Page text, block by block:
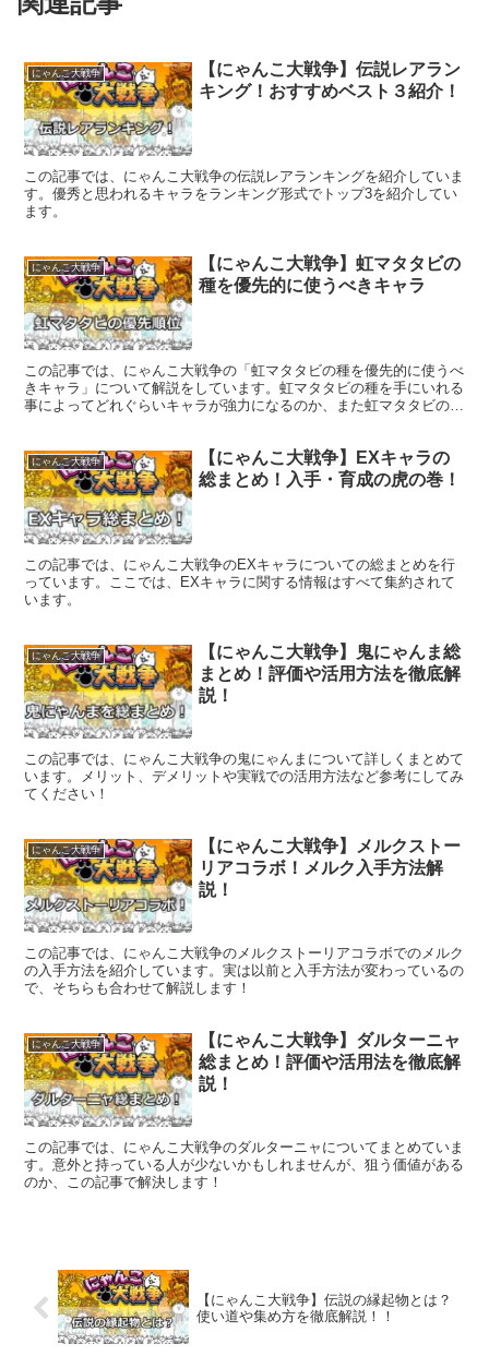
にゃんこ大戦争
【にゃんこ大戦争】伝説レアラン
キング！おすすめベスト３紹介！
この記事では、にゃんこ大戦争の伝説レアランキングを紹介していま
す。優秀と思われるキャラをランキング形式でトップ3を紹介してい
ます。
にゃんこ大戦争
【にゃんこ大戦争】虹マタタビの
種を優先的に使うべきキャラ
この記事では、にゃんこ大戦争の「虹マタタビの種を優先的に使うべ
きキャラ」について解説をしています。虹マタタビの種を手にいれる
事によってどれぐらいキャラが強力になるのか、また虹マタタビの種
にゃんこ大戦争
【にゃんこ大戦争】EXキャラの
総まとめ！入手・育成の虎の巻！
この記事では、にゃんこ大戦争のEXキャラについての総まとめを行
っています。ここでは、EXキャラに関する情報はすべて集約されて
います。
にゃんこ大戦争
【にゃんこ大戦争】鬼にゃんま総
まとめ！評価や活用方法を徹底解
説！
この記事では、にゃんこ大戦争の鬼にゃんまについて詳しくまとめて
います。メリット、デメリットや実戦での活用方法など参考にしてみ
てください！
にゃんこ大戦争
【にゃんこ大戦争】メルクストー
リアコラボ！メルク入手方法解
説！
この記事では、にゃんこ大戦争のメルクストーリアコラボでのメルク
の入手方法を紹介しています。実は以前と入手方法が変わっているの
で、そちらも合わせて解説します！
にゃんこ大戦争
【にゃんこ大戦争】ダルターニャ
総まとめ！評価や活用法を徹底解
説！
この記事では、にゃんこ大戦争のダルターニャについてまとめていま
す。意外と持っている人が少ないかもしれませんが、狙う価値がある
のか、この記事で解決します！
【にゃんこ大戦争】伝説の縁起物とは？
使い道や集め方を徹底解説！！